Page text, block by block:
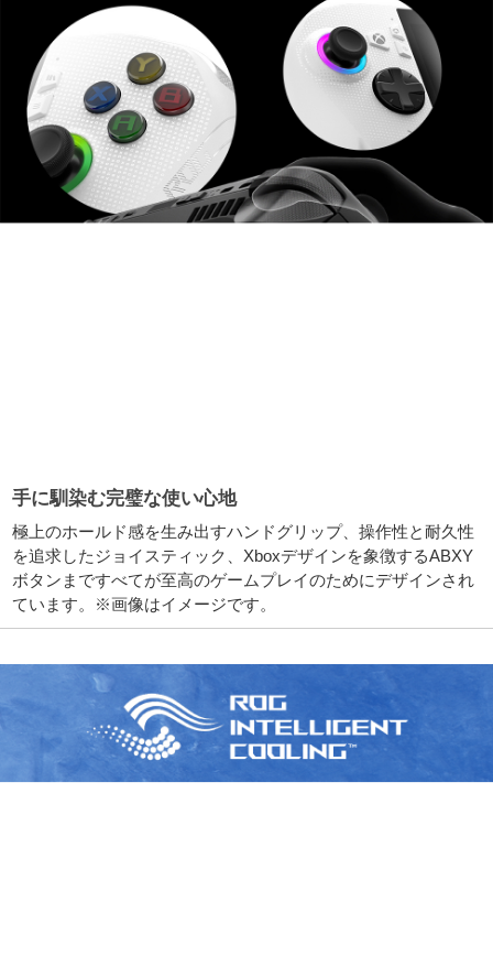
手に馴染む完璧な使い心地
極上のホールド感を生み出すハンドグリップ、操作性と耐久性
を追求したジョイスティック、Xboxデザインを象徴するABXY
ボタンまですべてが至高のゲームプレイのためにデザインされ
ています。※画像はイメージです。